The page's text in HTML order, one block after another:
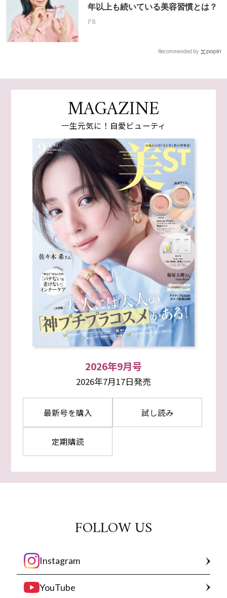
年以上も続いている美容習慣とは？
PR
Recommended by
MAGAZINE
一生元気に！自愛ビューティ
2026年9月号
2026年7月17日発売
最新号を購入 試し読み
定期購読
FOLLOW US
Instagram
YouTube